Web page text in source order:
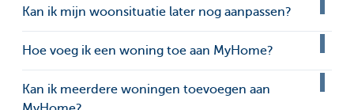
Kan ik mijn woonsituatie later nog aanpassen?
Hoe voeg ik een woning toe aan MyHome?
Kan ik meerdere woningen toevoegen aan